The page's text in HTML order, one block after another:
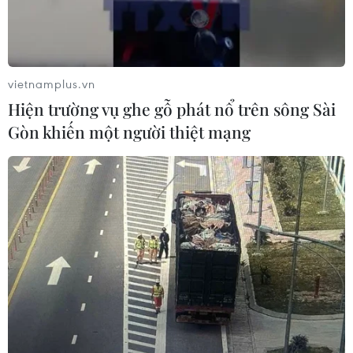
CƠ QUAN CHỦ QUẢN: THÔNG TẤN XÃ VIỆT NAM
Tổng Biên tập: TRẦN TIẾN DUẨN
Sở hữu trí tuệ
Quy định sử dụng
RSS
Hỗ trợ
Ngôn ngữ
TTXVN
Dịch vụ tin
Quảng cáo
Liên hệ
Giấy phép số: 1374/GP-BTTTT do Bộ Thông tin và Truyền thông
vietnamplus.vn
Hiện trường vụ ghe gỗ phát nổ trên sông Sài
Gòn khiến một người thiệt mạng